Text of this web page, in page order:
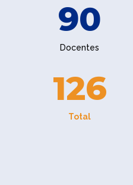
90
Docentes
126
Total